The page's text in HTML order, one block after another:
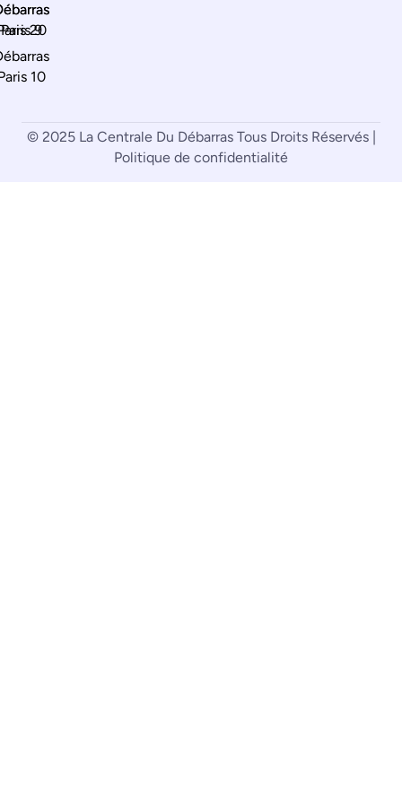
Paris 9
10
20
© 2025 La Centrale Du Débarras Tous Droits Réservés |
Politique de confidentialité